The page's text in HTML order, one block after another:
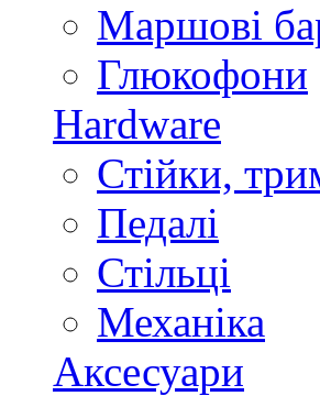
Маршові
Глюкофони
Hardware
Стійки,
Педалі
Стільці
Механіка
Аксесуари